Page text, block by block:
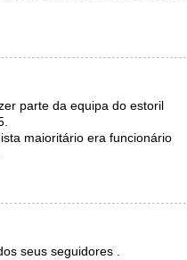
parte da equipa do estoril
maioritário era funcionário
seus seguidores .